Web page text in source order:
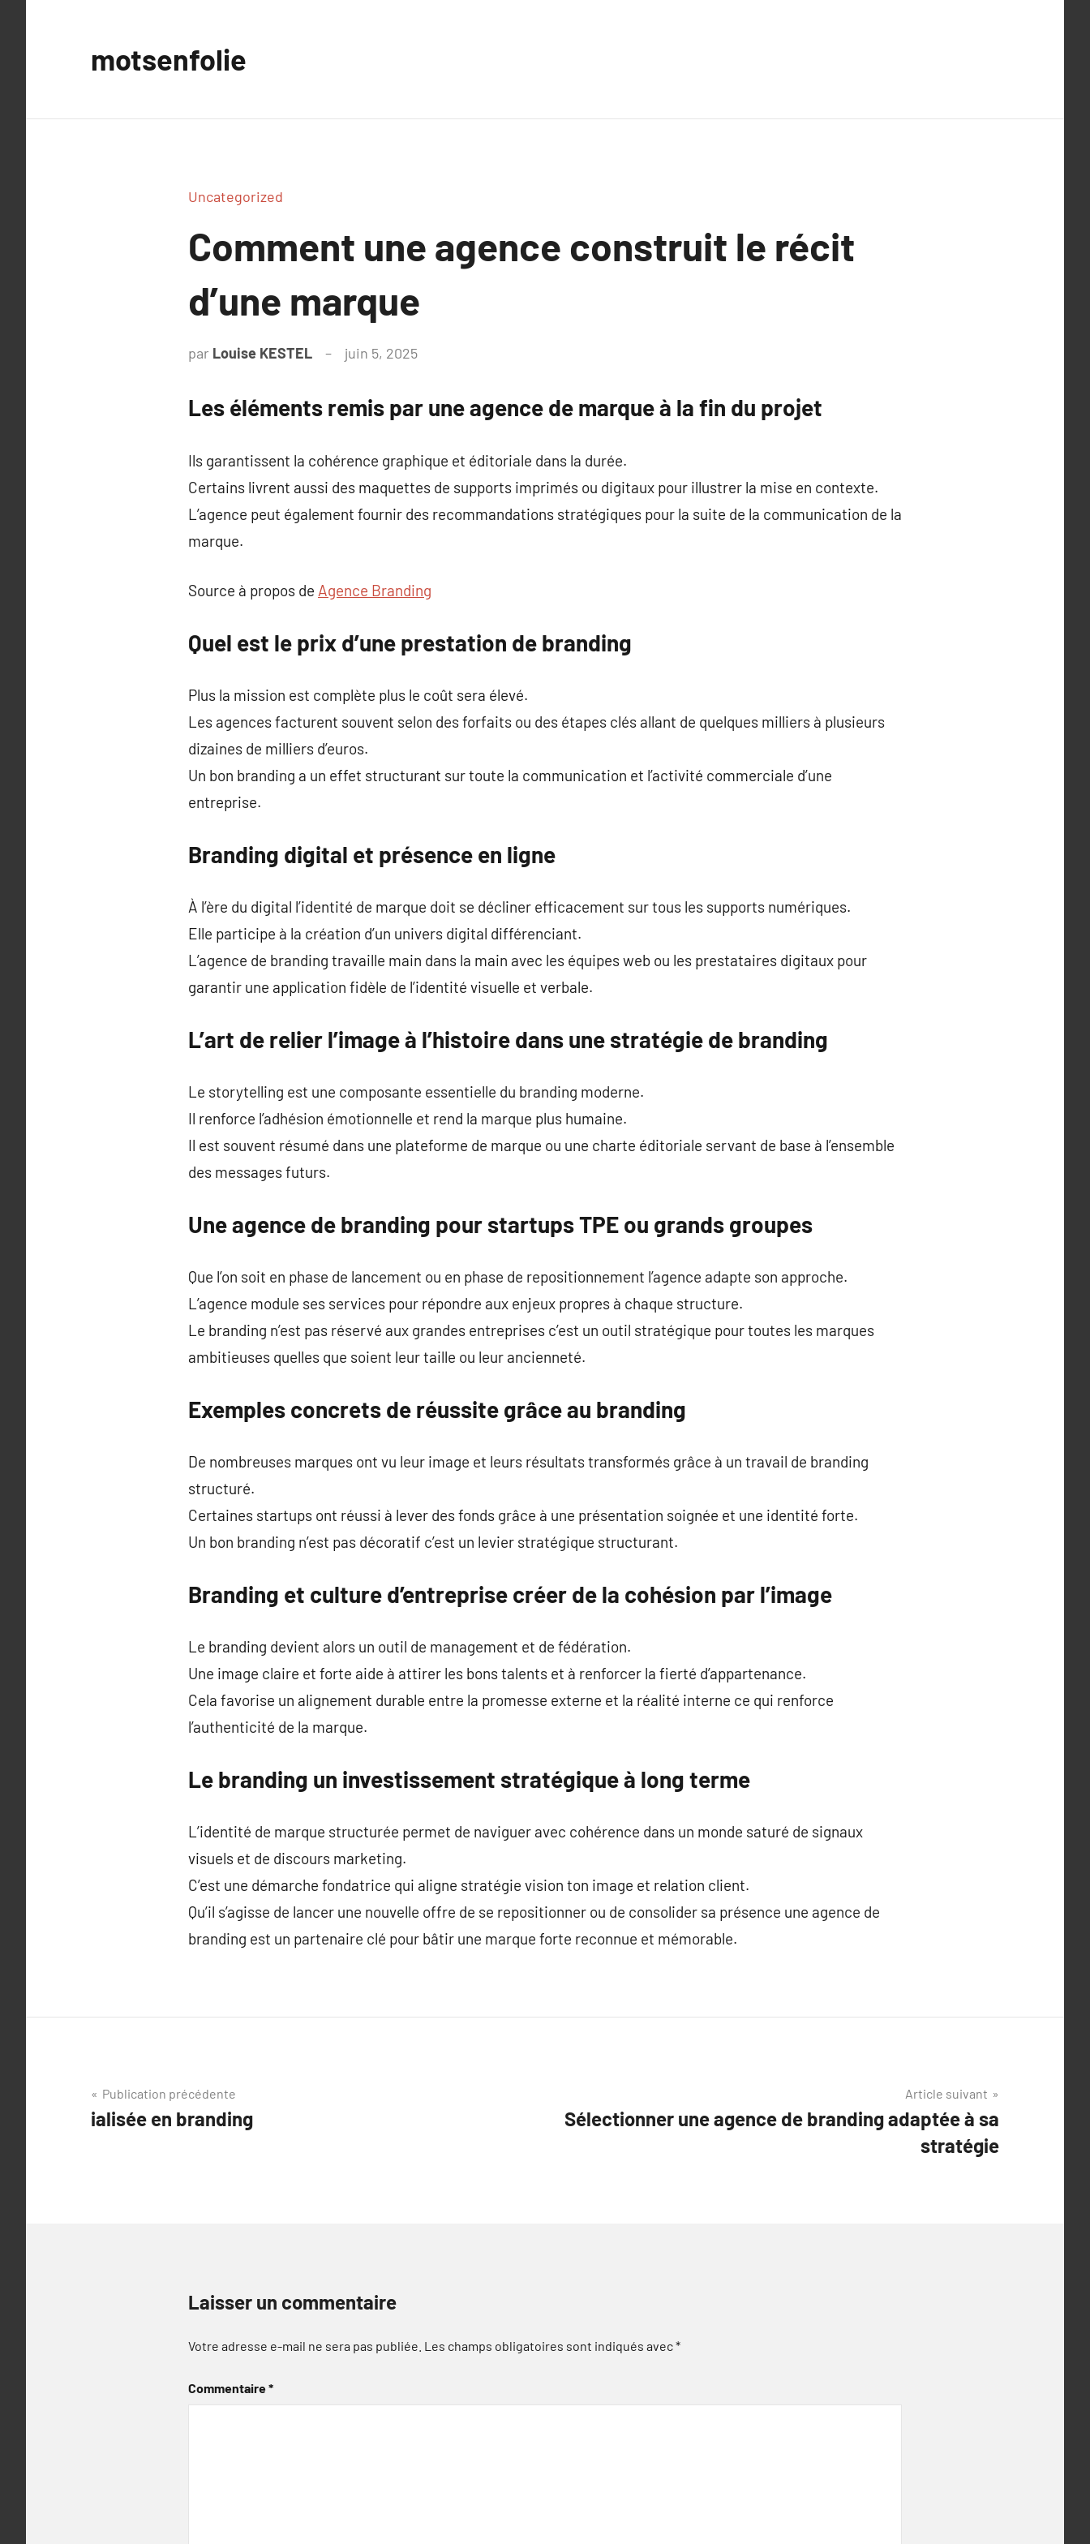
motsenfolie
Uncategorized
Comment une agence construit le récit
d’une marque
par Louise KESTEL juin 5, 2025
Les éléments remis par une agence de marque à la fin du projet
Ils garantissent la cohérence graphique et éditoriale dans la durée.
Certains livrent aussi des maquettes de supports imprimés ou digitaux pour illustrer la mise en contexte.
L’agence peut également fournir des recommandations stratégiques pour la suite de la communication de la
marque.
Source à propos de Agence Branding
Quel est le prix d’une prestation de branding
Plus la mission est complète plus le coût sera élevé.
Les agences facturent souvent selon des forfaits ou des étapes clés allant de quelques milliers à plusieurs
dizaines de milliers d’euros.
Un bon branding a un effet structurant sur toute la communication et l’activité commerciale d’une
entreprise.
Branding digital et présence en ligne
À l’ère du digital l’identité de marque doit se décliner efficacement sur tous les supports numériques.
Elle participe à la création d’un univers digital différenciant.
L’agence de branding travaille main dans la main avec les équipes web ou les prestataires digitaux pour
garantir une application fidèle de l’identité visuelle et verbale.
L’art de relier l’image à l’histoire dans une stratégie de branding
Le storytelling est une composante essentielle du branding moderne.
Il renforce l’adhésion émotionnelle et rend la marque plus humaine.
Il est souvent résumé dans une plateforme de marque ou une charte éditoriale servant de base à l’ensemble
des messages futurs.
Une agence de branding pour startups TPE ou grands groupes
Que l’on soit en phase de lancement ou en phase de repositionnement l’agence adapte son approche.
L’agence module ses services pour répondre aux enjeux propres à chaque structure.
Le branding n’est pas réservé aux grandes entreprises c’est un outil stratégique pour toutes les marques
ambitieuses quelles que soient leur taille ou leur ancienneté.
Exemples concrets de réussite grâce au branding
De nombreuses marques ont vu leur image et leurs résultats transformés grâce à un travail de branding
structuré.
Certaines startups ont réussi à lever des fonds grâce à une présentation soignée et une identité forte.
Un bon branding n’est pas décoratif c’est un levier stratégique structurant.
Branding et culture d’entreprise créer de la cohésion par l’image
Le branding devient alors un outil de management et de fédération.
Une image claire et forte aide à attirer les bons talents et à renforcer la fierté d’appartenance.
Cela favorise un alignement durable entre la promesse externe et la réalité interne ce qui renforce
l’authenticité de la marque.
Le branding un investissement stratégique à long terme
L’identité de marque structurée permet de naviguer avec cohérence dans un monde saturé de signaux
visuels et de discours marketing.
C’est une démarche fondatrice qui aligne stratégie vision ton image et relation client.
Qu’il s’agisse de lancer une nouvelle offre de se repositionner ou de consolider sa présence une agence de
branding est un partenaire clé pour bâtir une marque forte reconnue et mémorable.
Navigation
de
Publication précédente
ialisée en branding
Article suivant
Sélectionner une agence de branding adaptée à sa
stratégie
Laisser un commentaire
Votre adresse e-mail ne sera pas publiée. Les champs obligatoires sont indiqués avec*
Commentaire*